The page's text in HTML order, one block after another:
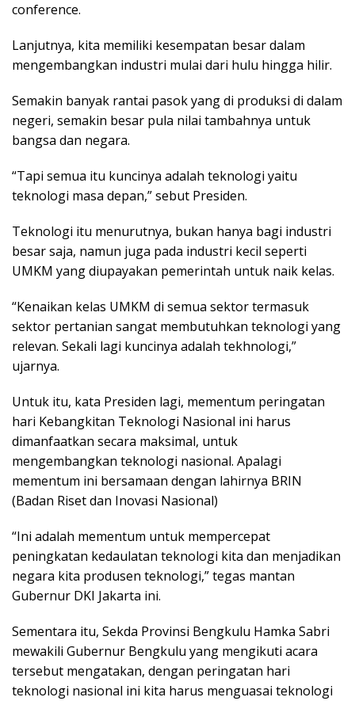
conference.
Lanjutnya, kita memiliki kesempatan besar dalam
mengembangkan industri mulai dari hulu hingga hilir.
Semakin banyak rantai pasok yang di produksi di dalam
negeri, semakin besar pula nilai tambahnya untuk
bangsa dan negara.
“Tapi semua itu kuncinya adalah teknologi yaitu
teknologi masa depan,” sebut Presiden.
Teknologi itu menurutnya, bukan hanya bagi industri
besar saja, namun juga pada industri kecil seperti
UMKM yang diupayakan pemerintah untuk naik kelas.
“Kenaikan kelas UMKM di semua sektor termasuk
sektor pertanian sangat membutuhkan teknologi yang
relevan. Sekali lagi kuncinya adalah tekhnologi,”
ujarnya.
Untuk itu, kata Presiden lagi, mementum peringatan
hari Kebangkitan Teknologi Nasional ini harus
dimanfaatkan secara maksimal, untuk
mengembangkan teknologi nasional. Apalagi
mementum ini bersamaan dengan lahirnya BRIN
(Badan Riset dan Inovasi Nasional)
“Ini adalah mementum untuk mempercepat
peningkatan kedaulatan teknologi kita dan menjadikan
negara kita produsen teknologi,” tegas mantan
Gubernur DKI Jakarta ini.
Sementara itu, Sekda Provinsi Bengkulu Hamka Sabri
mewakili Gubernur Bengkulu yang mengikuti acara
tersebut mengatakan, dengan peringatan hari
teknologi nasional ini kita harus menguasai teknologi